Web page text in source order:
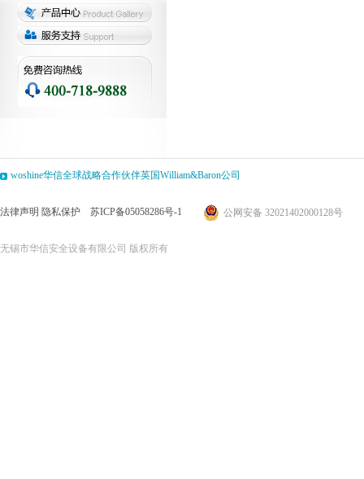
woshine华信全球战略合作伙伴英国William&Baron公司
法律声明 隐私保护 苏ICP备05058286号-1 公网安备 32021402000128号
无锡市华信安全设备有限公司 版权所有